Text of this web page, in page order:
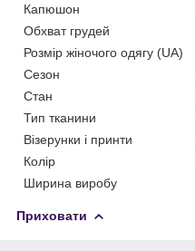
Капюшон
Обхват грудей
Розмір жіночого одягу (UA)
Сезон
Стан
Тип тканини
Візерунки і принти
Колір
Ширина виробу
Приховати